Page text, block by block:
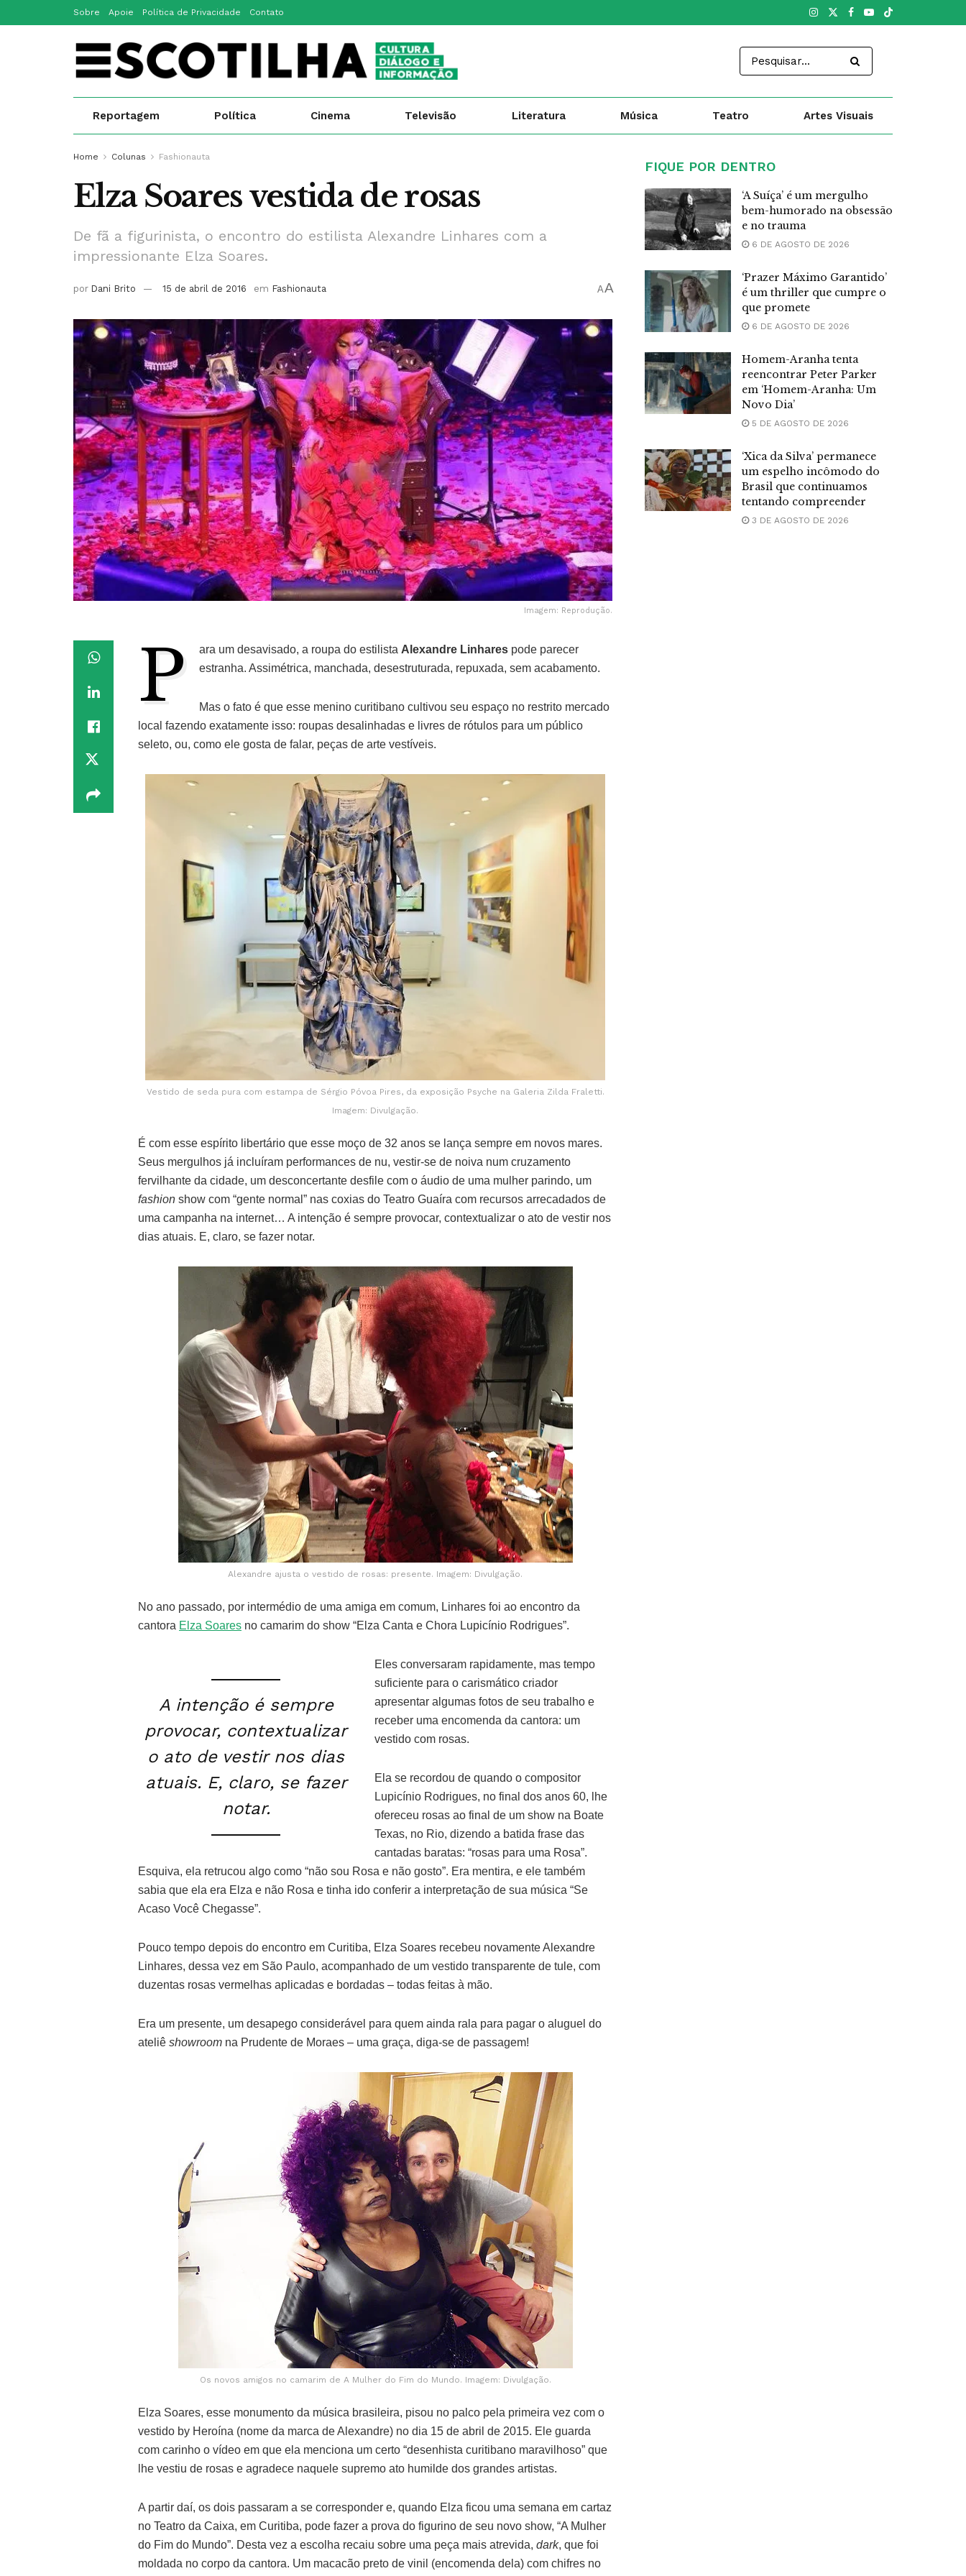
Sobre Apoie Política de Privacidade Contato
Reportagem Política Cinema Televisão Literatura Música Teatro Artes Visuais
Home Colunas Fashionauta
Elza Soares vestida de rosas
De fã a figurinista, o encontro do estilista Alexandre Linhares com a
impressionante Elza Soares.
por Dani Brito 15 de abril de 2016 em Fashionauta AA
Imagem: Reprodução.
P ara um desavisado, a roupa do estilista Alexandre Linhares pode parecer
estranha. Assimétrica, manchada, desestruturada, repuxada, sem acabamento.
Mas o fato é que esse menino curitibano cultivou seu espaço no restrito mercado
local fazendo exatamente isso: roupas desalinhadas e livres de rótulos para um público
seleto, ou, como ele gosta de falar, peças de arte vestíveis.
Vestido de seda pura com estampa de Sérgio Póvoa Pires, da exposição Psyche na Galeria Zilda Fraletti.
Imagem: Divulgação.
É com esse espírito libertário que esse moço de 32 anos se lança sempre em novos mares.
Seus mergulhos já incluíram performances de nu, vestir-se de noiva num cruzamento
fervilhante da cidade, um desconcertante desfile com o áudio de uma mulher parindo, um
fashion show com “gente normal” nas coxias do Teatro Guaíra com recursos arrecadados de
uma campanha na internet… A intenção é sempre provocar, contextualizar o ato de vestir nos
dias atuais. E, claro, se fazer notar.
Alexandre ajusta o vestido de rosas: presente. Imagem: Divulgação.
No ano passado, por intermédio de uma amiga em comum, Linhares foi ao encontro da
cantora Elza Soares no camarim do show “Elza Canta e Chora Lupicínio Rodrigues”.
A intenção é sempre
provocar, contextualizar
o ato de vestir nos dias
atuais. E, claro, se fazer
notar.
Eles conversaram rapidamente, mas tempo
suficiente para o carismático criador
apresentar algumas fotos de seu trabalho e
receber uma encomenda da cantora: um
vestido com rosas.
Ela se recordou de quando o compositor
Lupicínio Rodrigues, no final dos anos 60, lhe
ofereceu rosas ao final de um show na Boate
Texas, no Rio, dizendo a batida frase das
cantadas baratas: “rosas para uma Rosa”.
Esquiva, ela retrucou algo como “não sou Rosa e não gosto”. Era mentira, e ele também
sabia que ela era Elza e não Rosa e tinha ido conferir a interpretação de sua música “Se
Acaso Você Chegasse”.
Pouco tempo depois do encontro em Curitiba, Elza Soares recebeu novamente Alexandre
Linhares, dessa vez em São Paulo, acompanhado de um vestido transparente de tule, com
duzentas rosas vermelhas aplicadas e bordadas – todas feitas à mão.
Era um presente, um desapego considerável para quem ainda rala para pagar o aluguel do
ateliê showroom na Prudente de Moraes – uma graça, diga-se de passagem!
Os novos amigos no camarim de A Mulher do Fim do Mundo. Imagem: Divulgação.
Elza Soares, esse monumento da música brasileira, pisou no palco pela primeira vez com o
vestido by Heroína (nome da marca de Alexandre) no dia 15 de abril de 2015. Ele guarda
com carinho o vídeo em que ela menciona um certo “desenhista curitibano maravilhoso” que
lhe vestiu de rosas e agradece naquele supremo ato humilde dos grandes artistas.
A partir daí, os dois passaram a se corresponder e, quando Elza ficou uma semana em cartaz
no Teatro da Caixa, em Curitiba, pode fazer a prova do figurino de seu novo show, “A Mulher
do Fim do Mundo”. Desta vez a escolha recaiu sobre uma peça mais atrevida, dark, que foi
moldada no corpo da cantora. Um macacão preto de vinil (encomenda dela) com chifres no
FIQUE POR DENTRO
‘A Suíça’ é um mergulho
bem-humorado na obsessão
e no trauma
6 DE AGOSTO DE 2026
‘Prazer Máximo Garantido’
é um thriller que cumpre o
que promete
6 DE AGOSTO DE 2026
Homem-Aranha tenta
reencontrar Peter Parker
em ‘Homem-Aranha: Um
Novo Dia’
5 DE AGOSTO DE 2026
‘Xica da Silva’ permanece
um espelho incômodo do
Brasil que continuamos
tentando compreender
3 DE AGOSTO DE 2026